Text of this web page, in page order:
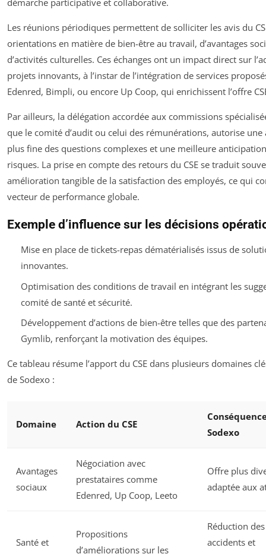
démarche participative et collaborative.
Les réunions périodiques permettent de solliciter les avis du
orientations en matière de bien-être au travail, d’avantages
d’activités culturelles. Ces échanges ont un impact direct sur
projets innovants, à l’instar de l’intégration de services
Edenred, Bimpli, ou encore Up Coop, qui enrichissent l’offre
Par ailleurs, la délégation accordée aux commissions
que le comité d’audit ou celui des rémunérations, autorise une
plus fine des questions complexes et une meilleure
risques. La prise en compte des retours du CSE se traduit
amélioration tangible de la satisfaction des employés, ce qui
vecteur de performance globale.
Exemple d’influence sur les décisions
Mise en place de tickets-repas dématérialisés issus de
innovantes.
Optimisation des conditions de travail en intégrant les
comité de santé et sécurité.
Développement d’actions de bien-être telles que des
Gymlib, renforçant la motivation des équipes.
Ce tableau résume l’apport du CSE dans plusieurs domaines
de Sodexo :
Domaine Action du CSE
Sodexo
Avantages
sociaux
Négociation avec
prestataires comme
Edenred, Up Coop, Leeto
Offre plus
adaptée aux
Santé et
Propositions
d’améliorations sur les
Réduction des
accidents et